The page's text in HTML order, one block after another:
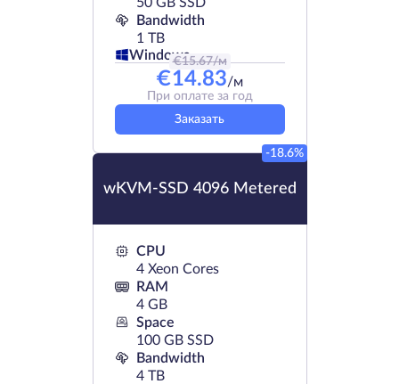
Bandwidth
1 TB
Windows
€15.67/м
€14.83/м
При оплате за год
Заказать
wKVM-SSD 4096 Metered
-18.6%
CPU
4 Xeon Cores
RAM
4 GB
Space
100 GB SSD
Bandwidth
4 TB